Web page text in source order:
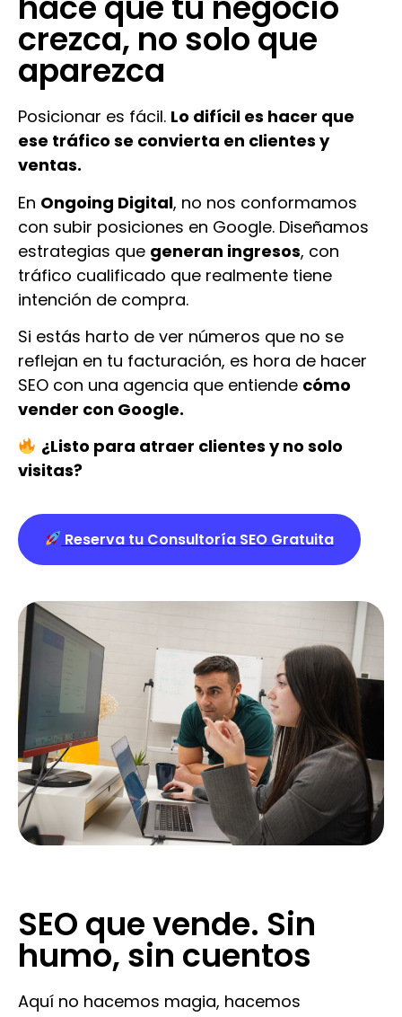
crezca, no solo que
aparezca
Posicionar es fácil. Lo difícil es hacer que
ese tráfico se convierta en clientes y
ventas.
En Ongoing Digital, no nos conformamos
con subir posiciones en Google. Diseñamos
estrategias que generan ingresos, con
tráfico cualificado que realmente tiene
intención de compra.
Si estás harto de ver números que no se
reflejan en tu facturación, es hora de hacer
SEO con una agencia que entiende cómo
vender con Google.
¿Listo para atraer clientes y no solo
visitas?
Reserva tu Consultoría SEO Gratuita
SEO que vende. Sin
humo, sin cuentos
Aquí no hacemos magia, hacemos